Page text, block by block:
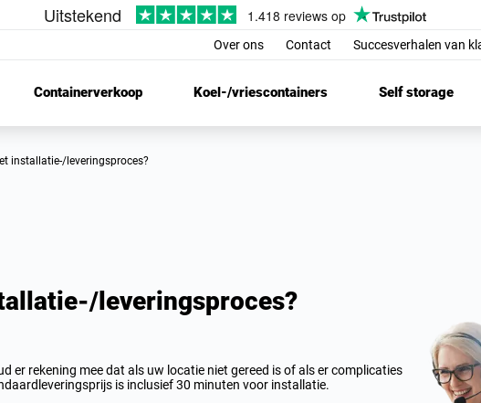
Over ons Contact Succesverhalen van
Containerverkoop Koel-/vriescontainers Self storage
installatie-/leveringsproces?
leveringsproces?
er rekening mee dat als uw locatie niet gereed is of als er complicaties
is inclusief 30 minuten voor installatie.